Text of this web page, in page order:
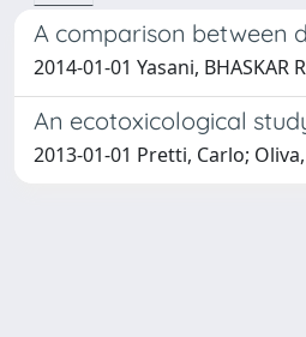
A comparison between
2014-01-01 Yasani,
An ecotoxicological
2013-01-01 Pretti, Carlo;